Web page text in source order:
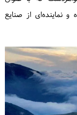
نماینده‌ای از صنایع